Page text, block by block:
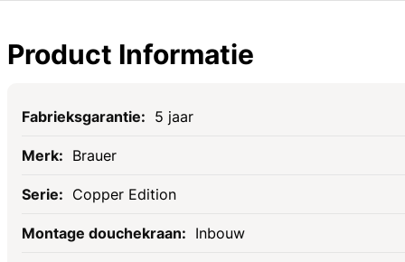
Product Informatie
Specificaties
5 jaar
Brauer
Copper Edition
Inbouw